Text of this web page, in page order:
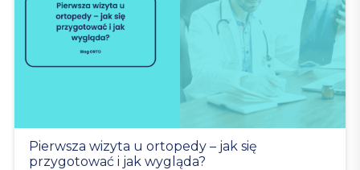
Pierwsza wizyta u ortopedy – jak się
przygotować i jak wygląda?